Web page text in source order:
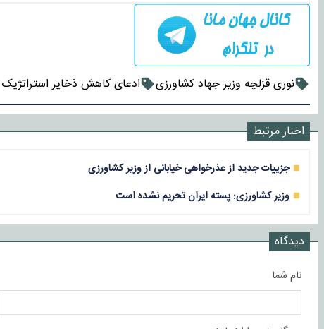
نوری قزلچه وزیر جهاد کشاورزی ادعای کاهش ذخایر استراتژیک
اخبار مرتبط
جزییات جدید از عذرخواهی خیابانی از وزیر کشاورزی
وزیر کشاورزی: پسته ایران تحریم نشده است
دیدگاه
نام شما